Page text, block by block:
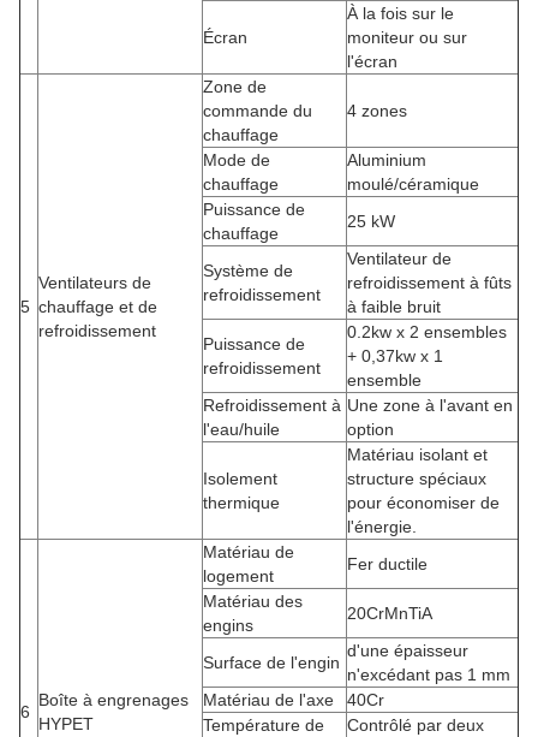
Écran
À la fois sur le
moniteur ou sur
l'écran
5
Ventilateurs de
chauffage et de
refroidissement
Zone de
commande du
chauffage
4 zones
Mode de
chauffage
Aluminium
moulé/céramique
Puissance de
chauffage
25 kW
Système de
refroidissement
Ventilateur de
refroidissement à fûts
à faible bruit
Puissance de
refroidissement
0.2kw x 2 ensembles
+ 0,37kw x 1
ensemble
Refroidissement à
l'eau/huile
Une zone à l'avant en
option
Isolement
thermique
Matériau isolant et
structure spéciaux
pour économiser de
l'énergie.
6
Boîte à engrenages
HYPET
Matériau de
logement
Fer ductile
Matériau des
engins
20CrMnTiA
Surface de l'engin
d'une épaisseur
n'excédant pas 1 mm
Matériau de l'axe
40Cr
Température de
Contrôlé par deux